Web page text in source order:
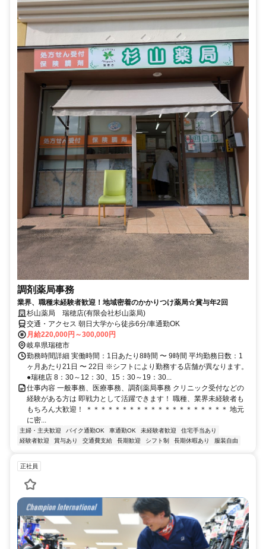
調剤薬局事務
業界、職種未経験者歓迎！地域密着のかかりつけ薬局☆賞与年2回
杉山薬局 瑞穂店(有限会社杉山薬局)
交通・アクセス 朝日大学から徒歩6分/車通勤OK
月給220,000円～300,000円
岐阜県瑞穂市
勤務時間詳細 実働時間：1日あたり8時間 〜 9時間 平均勤務日数：1
ヶ月あたり21日 〜 22日 ※シフトにより勤務する店舗が異なります。
●瑞穂店 8：30～12：30、15：30～19：30...
仕事内容 一般事務、医療事務、調剤薬局事務 クリニック受付などの
経験がある方は 即戦力として活躍できます！ 職種、業界未経験者も
もちろん大歓迎！ ＊＊＊＊＊＊＊＊＊＊＊＊＊＊＊＊＊＊＊＊ 地元
に密...
主婦・主夫歓迎 バイク通勤OK 車通勤OK 未経験者歓迎
住宅手当あり
経験者歓迎
賞与あり 交通費支給 長期歓迎 シフト制 長期休暇あり 服装自由
正社員